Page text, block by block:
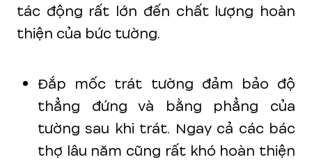
tác động rất lớn đến chất lượng hoàn
thiện của bức tường.
Đắp mốc trát tường đảm bảo độ
thẳng đứng và bằng phẳng của
tường sau khi trát. Ngay cả các bác
thợ lâu năm cũng rất khó hoàn thiện